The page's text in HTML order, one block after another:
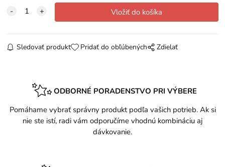
Sledovať produkt Pridať do obľúbených Zdielať
ODBORNÉ PORADENSTVO PRI VÝBERE
Pomáhame vybrať správny produkt podľa vašich potrieb. Ak si
nie ste istí, radi vám odporučíme vhodnú kombináciu aj
dávkovanie.